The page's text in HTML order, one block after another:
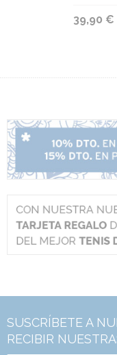
39,90 €
SUSCRÍBETE A
RECIBIR